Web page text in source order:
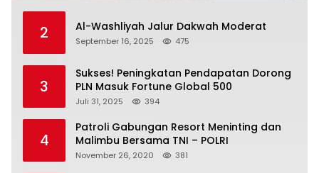
2 Al-Washliyah Jalur Dakwah Moderat
September 16, 2025 475
3
Sukses! Peningkatan Pendapatan Dorong
PLN Masuk Fortune Global 500
Juli 31, 2025 394
4
Patroli Gabungan Resort Meninting dan
Malimbu Bersama TNI – POLRI
November 26, 2020 381